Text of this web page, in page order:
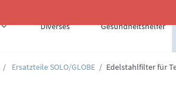
Diverses Gesundheitshelfer
Ersatzteile SOLO/GLOBE Edelstahlfilter für